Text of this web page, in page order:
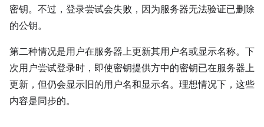
密钥。不过，登录尝试会失败，因为服务器无法验证已删除
的公钥。
第二种情况是用户在服务器上更新其用户名或显示名称。下
次用户尝试登录时，即使密钥提供方中的密钥已在服务器上
更新，但仍会显示旧的用户名和显示名。理想情况下，这些
内容是同步的。